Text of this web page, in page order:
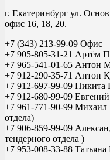
г. Екатеринбург ул.
офис 16, 18, 20.
+7 (343) 213-99-09 Офис
+7 905-805-31-21 Артём
+7 965-541-01-65 Антон
+7 912-290-35-71 Антон
+7 912-697-99-09 Никита
+7 912-680-99-09
+7 961-771-90-99 Михаил
отдела)
+7 906-859-99-09
тендерного отдела )
+7 953-008-33-88